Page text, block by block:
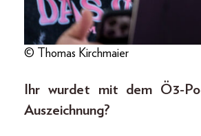
© Thomas Kirchmaier
Ihr wurdet mit dem Ö3-
Auszeichnung?